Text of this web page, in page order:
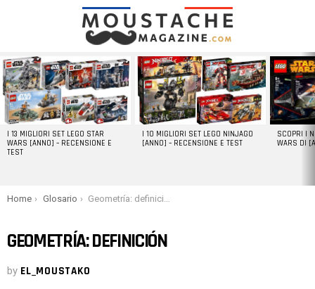
LATEST
STORIES
I 13 MIGLIORI SET LEGO STAR
WARS [ANNO] – RECENSIONE E
TEST
I 10 MIGLIORI SET LEGO NINJAGO
[ANNO] – RECENSIONE E TEST
SCOPRI I
WARS DI
You are here:
Home Glosario Geometría: definición
GEOMETRÍA: DEFINICIÓN
by EL_MOUSTAKO